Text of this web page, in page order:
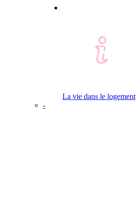
La vie dans le logement
-